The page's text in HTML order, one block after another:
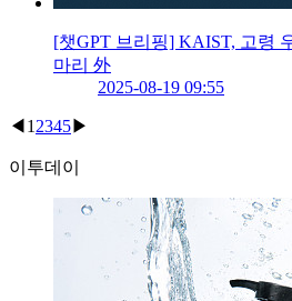
[챗GPT 브리핑] KAIST, 고령
마리 外
2025-08-19 09:55
◀ 1 2345▶
이투데이